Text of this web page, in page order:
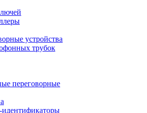
устройства
трубок
переговорные